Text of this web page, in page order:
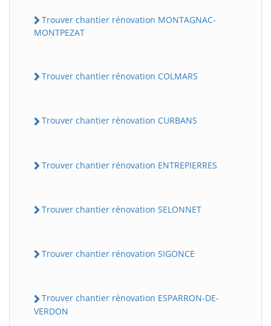
Trouver chantier rénovation MONTAGNAC-
MONTPEZAT
Trouver chantier rénovation COLMARS
Trouver chantier rénovation CURBANS
Trouver chantier rénovation ENTREPIERRES
Trouver chantier rénovation SELONNET
Trouver chantier rénovation SIGONCE
Trouver chantier rénovation ESPARRON-DE-
VERDON